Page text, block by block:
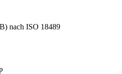
nach ISO 18489